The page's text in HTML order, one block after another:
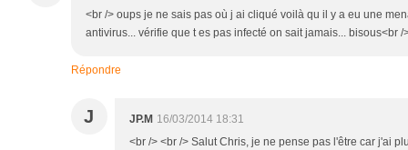
<br /> oups je ne sais pas où j ai cliqué voilà qu il y a eu une
antivirus... vérifie que t es pas infecté on sait jamais... bisous<br /
Répondre
J JP.M 16/03/2014 18:31
<br /> <br /> Salut Chris, je ne pense pas l'être car j'ai